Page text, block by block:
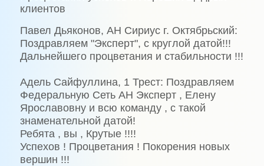
клиентов
Павел Дьяконов, АН Сириус г. Октябрьский:
Поздравляем "Эксперт", с круглой датой!!!
Дальнейшего процветания и стабильности !!!
Адель Сайфуллина, 1 Трест: Поздравляем
Федеральную Сеть АН Эксперт , Елену
Ярославовну и всю команду , с такой
знаменательной датой!
Ребята , вы , Крутые !!!!
Успехов ! Процветания ! Покорения новых
вершин !!!